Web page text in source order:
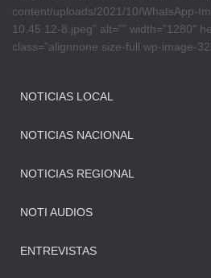
content/uploads/2021/10/WhatsApp-
10.45.12-8.jpeg” alt=”” width=”1280″
class=”alignnone size-full wp-image-
NOTICIAS LOCAL
NOTICIAS NACIONAL
NOTICIAS REGIONAL
NOTI AUDIOS
ENTREVISTAS